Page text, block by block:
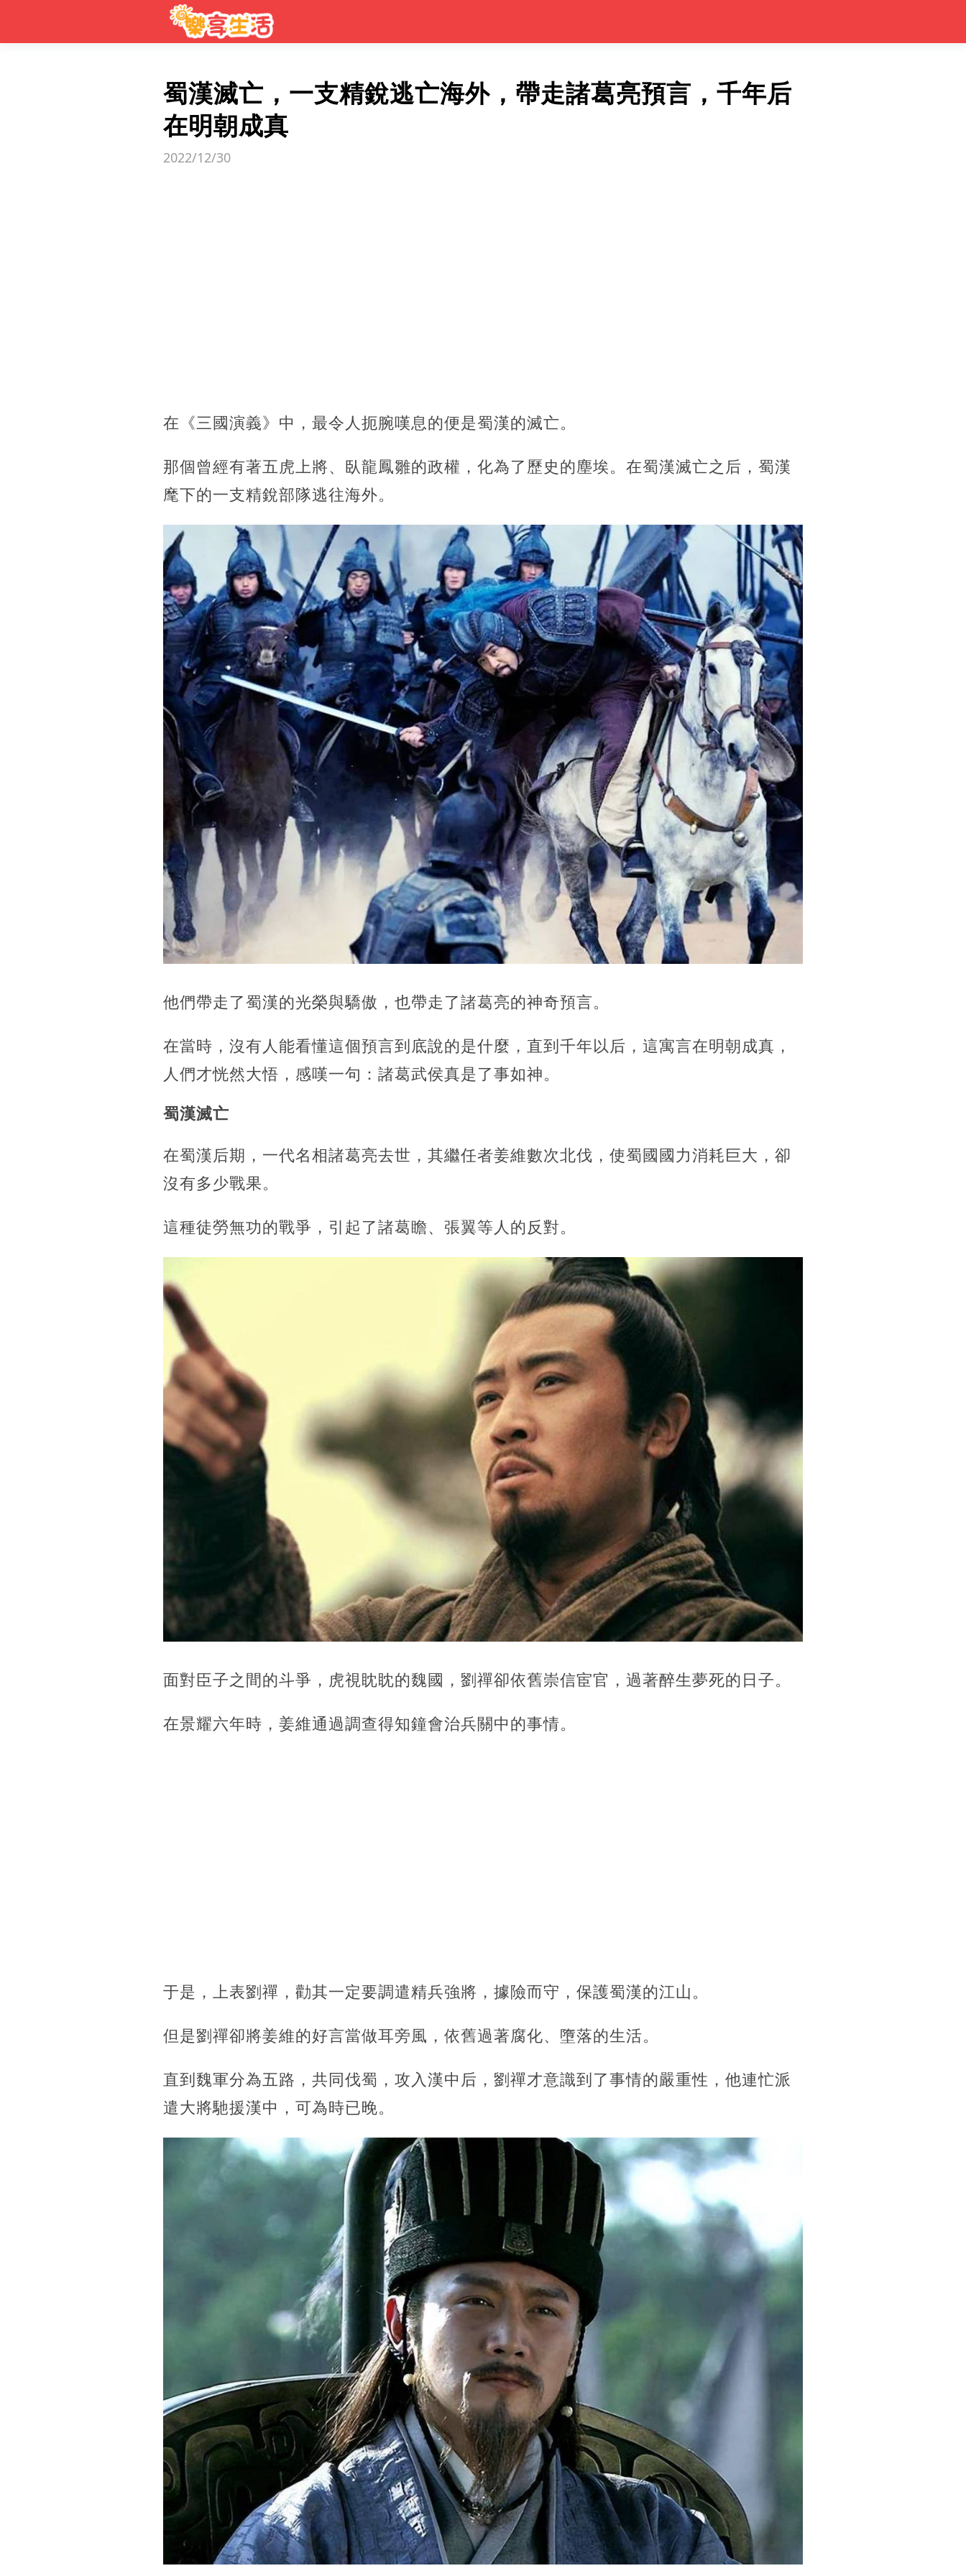
蜀漢滅亡，一支精銳逃亡海外，帶走諸葛亮預言，千年后
在明朝成真
2022/12/30
在《三國演義》中，最令人扼腕嘆息的便是蜀漢的滅亡。
那個曾經有著五虎上將、臥龍鳳雛的政權，化為了歷史的塵埃。在蜀漢滅亡之后，蜀漢
麾下的一支精銳部隊逃往海外。
他們帶走了蜀漢的光榮與驕傲，也帶走了諸葛亮的神奇預言。
在當時，沒有人能看懂這個預言到底說的是什麼，直到千年以后，這寓言在明朝成真，
人們才恍然大悟，感嘆一句：諸葛武侯真是了事如神。
蜀漢滅亡
在蜀漢后期，一代名相諸葛亮去世，其繼任者姜維數次北伐，使蜀國國力消耗巨大，卻
沒有多少戰果。
這種徒勞無功的戰爭，引起了諸葛瞻、張翼等人的反對。
面對臣子之間的斗爭，虎視眈眈的魏國，劉禪卻依舊崇信宦官，過著醉生夢死的日子。
在景耀六年時，姜維通過調查得知鐘會治兵關中的事情。
于是，上表劉禪，勸其一定要調遣精兵強將，據險而守，保護蜀漢的江山。
但是劉禪卻將姜維的好言當做耳旁風，依舊過著腐化、墮落的生活。
直到魏軍分為五路，共同伐蜀，攻入漢中后，劉禪才意識到了事情的嚴重性，他連忙派
遣大將馳援漢中，可為時已晚。